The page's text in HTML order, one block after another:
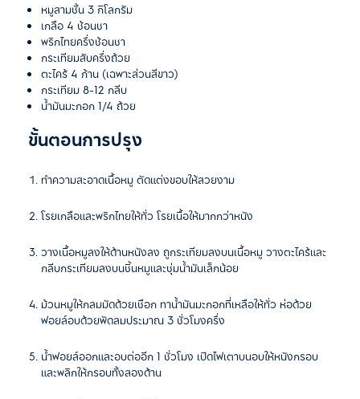
หมูสามชั้น 3 กิโลกรัม
เกลือ 4 ช้อนชา
พริกไทยครึ่งช้อนชา
กระเทียมสับครึ่งถ้วย
ตะไคร้ 4 ก้าน (เฉพาะส่วนสีขาว)
กระเทียม 8-12 กลีบ
น้ำมันมะกอก 1/4 ถ้วย
ขั้นตอนการปรุง
ทำความสะอาดเนื้อหมู ตัดแต่งขอบให้สวยงาม
โรยเกลือและพริกไทยให้ทั่ว โรยเนื้อให้มากกว่าหนัง
วางเนื้อหมูลงให้ด้านหนังลง ถูกระเทียมลงบนเนื้อหมู วางตะไคร้และ
กลีบกระเทียมลงบนชิ้นหมูและชุ่มน้ำมันเล็กน้อย
ม้วนหมูให้กลมมัดด้วยเชือก ทาน้ำมันมะกอกที่เหลือให้ทั่ว ห่อด้วย
ฟอยล์อบด้วยพัดลมประมาณ 3 ชั่วโมงครึ่ง
น้ำฟอยล์ออกและอบต่ออีก 1 ชั่วโมง เปิดไฟเตาบนอบให้หนังกรอบ
และพลิกให้กรอบทั้งสองด้าน